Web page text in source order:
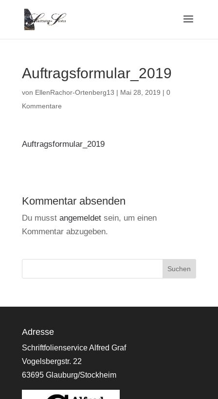
Auftragsformular_2019
von EllenRachor-Ortenberg13 | Mai 28, 2019 | 0
Kommentare
Auftragsformular_2019
Kommentar absenden
Du musst angemeldetsein, um einen
Kommentar abzugeben.
Adresse
Schriftfolienservice Alfred Graf
Vogelsbergstr. 22
63695 Glauburg/Stockheim